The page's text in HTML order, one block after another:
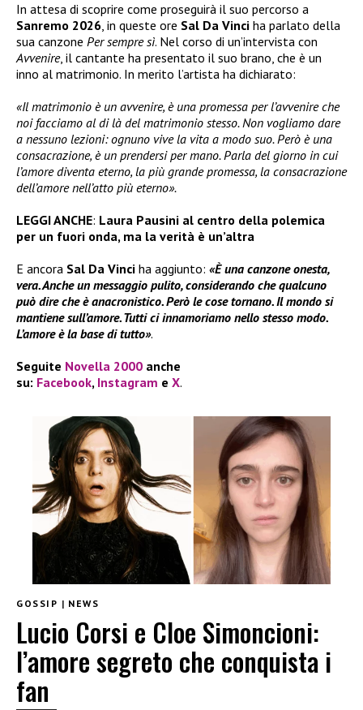
In attesa di scoprire come proseguirà il suo percorso a
Sanremo 2026, in queste ore Sal Da Vinci ha parlato della
sua canzone Per sempre sì. Nel corso di un’intervista con
Avvenire, il cantante ha presentato il suo brano, che è un
inno al matrimonio. In merito l’artista ha dichiarato:
«Il matrimonio è un avvenire, è una promessa per l’avvenire che
noi facciamo al di là del matrimonio stesso. Non vogliamo dare
a nessuno lezioni: ognuno vive la vita a modo suo. Però è una
consacrazione, è un prendersi per mano. Parla del giorno in cui
l’amore diventa eterno, la più grande promessa, la consacrazione
dell’amore nell’atto più eterno».
LEGGI ANCHE: Laura Pausini al centro della polemica
per un fuori onda, ma la verità è un’altra
E ancora Sal Da Vinci ha aggiunto: «È una canzone onesta,
vera. Anche un messaggio pulito, considerando che qualcuno
può dire che è anacronistico. Però le cose tornano. Il mondo si
mantiene sull’amore. Tutti ci innamoriamo nello stesso modo.
L’amore è la base di tutto».
Seguite Novella 2000 anche
su: Facebook, Instagram e X.
GOSSIP | NEWS
Lucio Corsi e Cloe Simoncioni:
l’amore segreto che conquista i
fan